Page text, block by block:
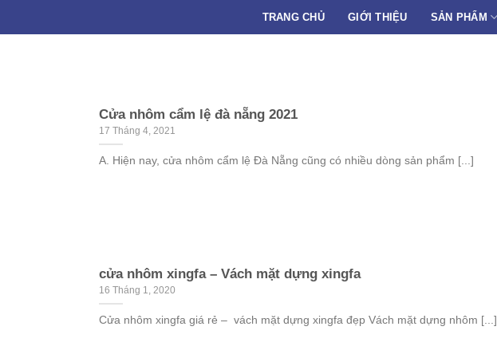
TRANG CHỦ GIỚI THIỆU SẢN PHẨM
Cửa nhôm cẩm lệ đà nẵng 2021
17 Tháng 4, 2021
A. Hiện nay, cửa nhôm cẩm lệ Đà Nẵng cũng có nhiều dòng sản phẩm [...]
cửa nhôm xingfa – Vách mặt dựng xingfa
16 Tháng 1, 2020
Cửa nhôm xingfa giá rẻ – vách mặt dựng xingfa đẹp Vách mặt dựng nhôm [...]